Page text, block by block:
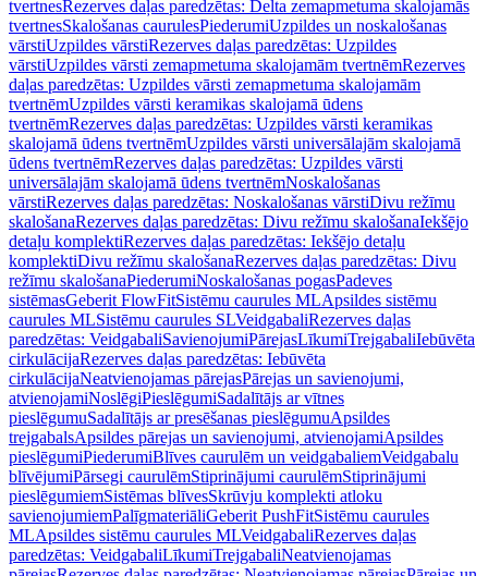
tvertnesRezerves daļas paredzētas: Delta zemapmetuma skalojamās
tvertnesSkalošanas caurulesPiederumiUzpildes un noskalošanas
vārstiUzpildes vārstiRezerves daļas paredzētas: Uzpildes
vārstiUzpildes vārsti zemapmetuma skalojamām tvertnēmRezerves
daļas paredzētas: Uzpildes vārsti zemapmetuma skalojamām
tvertnēmUzpildes vārsti keramikas skalojamā ūdens
tvertnēmRezerves daļas paredzētas: Uzpildes vārsti keramikas
skalojamā ūdens tvertnēmUzpildes vārsti universālajām skalojamā
ūdens tvertnēmRezerves daļas paredzētas: Uzpildes vārsti
universālajām skalojamā ūdens tvertnēmNoskalošanas
vārstiRezerves daļas paredzētas: Noskalošanas vārstiDivu režīmu
skalošanaRezerves daļas paredzētas: Divu režīmu skalošanaIekšējo
detaļu komplektiRezerves daļas paredzētas: Iekšējo detaļu
komplektiDivu režīmu skalošanaRezerves daļas paredzētas: Divu
režīmu skalošanaPiederumiNoskalošanas pogasPadeves
sistēmasGeberit FlowFitSistēmu caurules MLApsildes sistēmu
caurules MLSistēmu caurules SLVeidgabaliRezerves daļas
paredzētas: VeidgabaliSavienojumiPārejasLīkumiTrejgabaliIebūvēta
cirkulācijaRezerves daļas paredzētas: Iebūvēta
cirkulācijaNeatvienojamas pārejasPārejas un savienojumi,
atvienojamiNoslēgiPieslēgumiSadalītājs ar vītnes
pieslēgumuSadalītājs ar presēšanas pieslēgumuApsildes
trejgabalsApsildes pārejas un savienojumi, atvienojamiApsildes
pieslēgumiPiederumiBlīves caurulēm un veidgabaliemVeidgabalu
blīvējumiPārsegi caurulēmStiprinājumi caurulēmStiprinājumi
pieslēgumiemSistēmas blīvesSkrūvju komplekti atloku
savienojumiemPalīgmateriāliGeberit PushFitSistēmu caurules
MLApsildes sistēmu caurules MLVeidgabaliRezerves daļas
paredzētas: VeidgabaliLīkumiTrejgabaliNeatvienojamas